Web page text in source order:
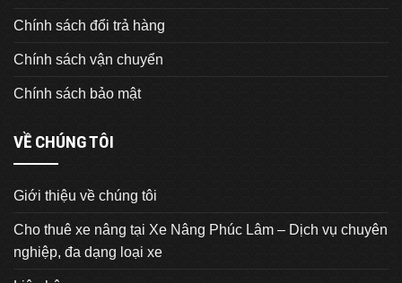
Chính sách đổi trả hàng
Chính sách vận chuyển
Chính sách bảo mật
VỀ CHÚNG TÔI
Giới thiệu về chúng tôi
Cho thuê xe nâng tại Xe Nâng Phúc Lâm – Dịch vụ chuyên
nghiệp, đa dạng loại xe